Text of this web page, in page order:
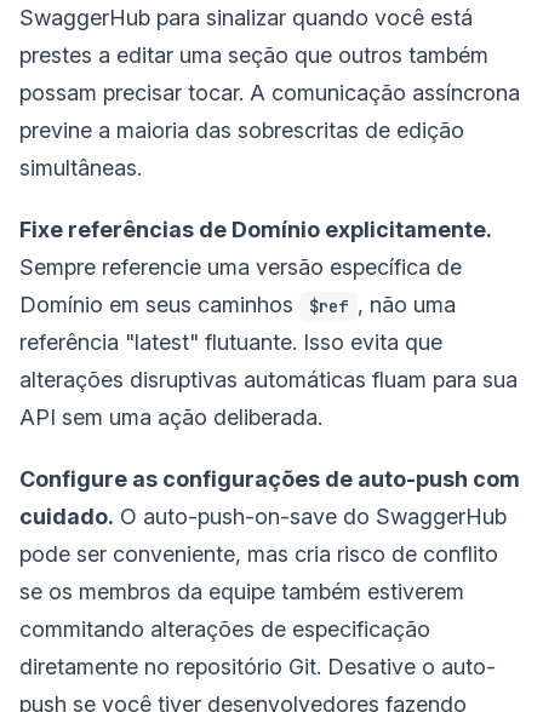
SwaggerHub para sinalizar quando você está
prestes a editar uma seção que outros também
possam precisar tocar. A comunicação assíncrona
previne a maioria das sobrescritas de edição
simultâneas.
Fixe referências de Domínio explicitamente.
Sempre referencie uma versão específica de
Domínio em seus caminhos
$ref , não uma
referência "latest" flutuante. Isso evita que
alterações disruptivas automáticas fluam para sua
API sem uma ação deliberada.
Configure as configurações de auto-push com
cuidado. O auto-push-on-save do SwaggerHub
pode ser conveniente, mas cria risco de conflito
se os membros da equipe também estiverem
commitando alterações de especificação
diretamente no repositório Git. Desative o auto-
push se você tiver desenvolvedores fazendo